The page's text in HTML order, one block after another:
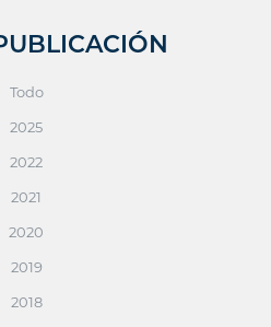
Todo
2025
2022
2021
2020
2019
2018